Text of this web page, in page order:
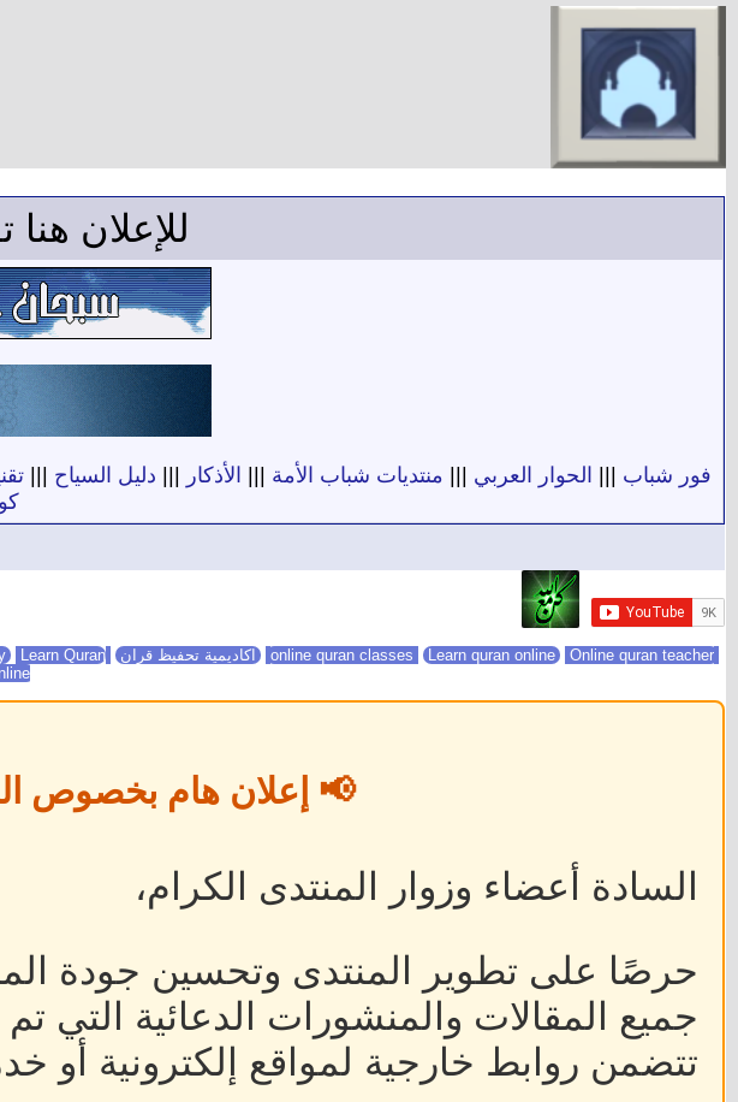
للإعلان
فور شباب الحوار العربي منتديات شباب الأمة الأذكار دليل السياح |||
Learn quran online Online quran teacher اكاديمية تحفيظ قران Learn Quran
📢 إعلان هام بخصوص
السادة أعضاء وزوار المنتدى الكرام،
حرصًا على تطوير المنتدى وتحسين جودة
جميع المقالات والمنشورات الدعائية التي
تتضمن روابط خارجية لمواقع إلكترونية أو